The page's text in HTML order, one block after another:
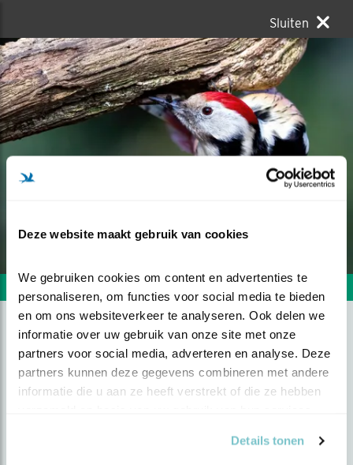
Deze website maakt gebruik van cookies
We gebruiken cookies om content en advertenties te
personaliseren, om functies voor social media te bieden
en om ons websiteverkeer te analyseren. Ook delen we
informatie over uw gebruik van onze site met onze
partners voor social media, adverteren en analyse. Deze
partners kunnen deze gegevens combineren met andere
informatie die u aan ze heeft verstrekt of die ze hebben
Details tonen
Sluiten
Volgende foto
KIEKEBOE
Door Jeroen Aarsen | Geplaatst op zondag 27
Deze prachte specht, kwam er echt voorzitten.